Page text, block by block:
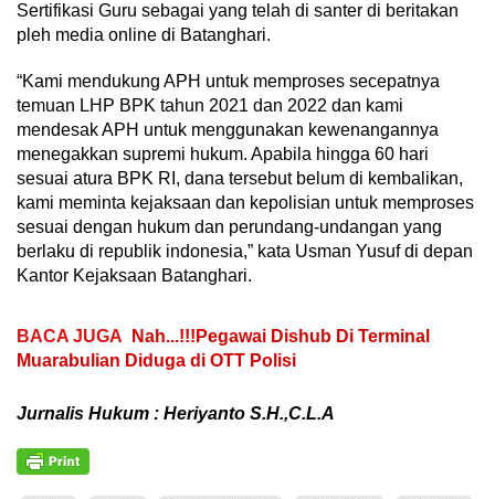
Sertifikasi Guru sebagai yang telah di santer di beritakan
pleh media online di Batanghari.
“Kami mendukung APH untuk memproses secepatnya
temuan LHP BPK tahun 2021 dan 2022 dan kami
mendesak APH untuk menggunakan kewenangannya
menegakkan supremi hukum. Apabila hingga 60 hari
sesuai atura BPK RI, dana tersebut belum di kembalikan,
kami meminta kejaksaan dan kepolisian untuk memproses
sesuai dengan hukum dan perundang-undangan yang
berlaku di republik indonesia,” kata Usman Yusuf di depan
Kantor Kejaksaan Batanghari.
BACA JUGA
Nah...!!!Pegawai Dishub Di Terminal
Muarabulian Diduga di OTT Polisi
Jurnalis Hukum : Heriyanto S.H.,C.L.A